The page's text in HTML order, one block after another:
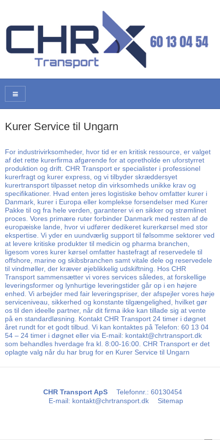
Kurer Service til Ungarn
For industrivirksomheder, hvor tid er en kritisk ressource, er valget
af det rette kurerfirma afgørende for at opretholde en uforstyrret
produktion og drift. CHR Transport er specialister i professionel
kurerfragt og kurer express, og vi tilbyder skræddersyet
kurertransport tilpasset netop din virksomheds unikke krav og
specifikationer. Hvad enten jeres logistiske behov omfatter kurer i
Danmark, kurer i Europa eller komplekse forsendelser med Kurer
Pakke til og fra hele verden, garanterer vi en sikker og strømlinet
proces. Vores primære ruter forbinder Danmark med resten af de
europæiske lande, hvor vi udfører dedikeret kurerkørsel med stor
ekspertise. Vi yder en uundværlig support til følsomme sektorer ved
at levere kritiske produkter til medicin og pharma branchen,
ligesom vores kurer kørsel omfatter hastefragt af reservedele til
offshore, marine og skibsbranchen samt vitale dele og reservedele
til vindmøller, der kræver øjeblikkelig udskiftning. Hos CHR
Transport sammensætter vi vores services således, at forskellige
leveringsformer og lynhurtige leveringstider går op i en højere
enhed. Vi arbejder med fair leveringspriser, der afspejler vores høje
serviceniveau, sikkerhed og konstante tilgængelighed, hvilket gør
os til den ideelle partner, når dit firma ikke kan tillade sig at vente
på en standardløsning. Kontakt CHR Transport 24 timer i døgnet
året rundt for et godt tilbud. Vi kan kontaktes på Telefon: 60 13 04
54 – 24 timer i døgnet eller via E-mail: kontakt@chrtransport.dk
som behandles hverdage fra kl. 8:00-16:00. CHR Transport er det
oplagte valg når du har brug for en Kurer Service til Ungarn
CHR Transport ApS Telefonnr.: 60130454
E-mail: kontakt@chrtransport.dk Sitemap